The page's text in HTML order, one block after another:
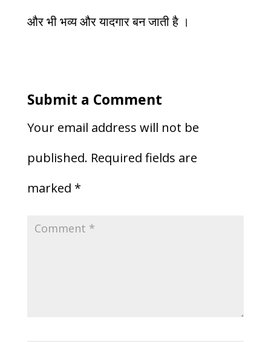
और भी भव्य और यादगार बन जाती है ।
Submit a Comment
Your email address will not be
published. Required fields are
marked *